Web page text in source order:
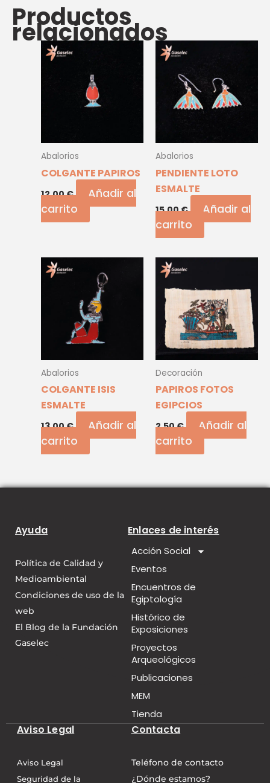
Productos
relacionados
Abalorios
COLGANTE PAPIROS
12,00€
Añadir al
carrito
Abalorios
PENDIENTE LOTO
ESMALTE
15,00€
Añadir al
carrito
Abalorios
COLGANTE ISIS
ESMALTE
13,00€
Añadir al
carrito
Decoración
PAPIROS FOTOS
EGIPCIOS
2,50€
Añadir al
carrito
Ayuda
Política de Calidad y
Medioambiental
Condiciones de uso de la
web
El Blog de la Fundación
Gaselec
Enlaces de interés
Acción Social
Eventos
Encuentros de
Egiptología
Histórico de
Exposiciones
Proyectos
Arqueológicos
Publicaciones
MEM
Tienda
Aviso Legal
Aviso Legal
Seguridad de la
Contacta
Teléfono de contacto
¿Dónde estamos?